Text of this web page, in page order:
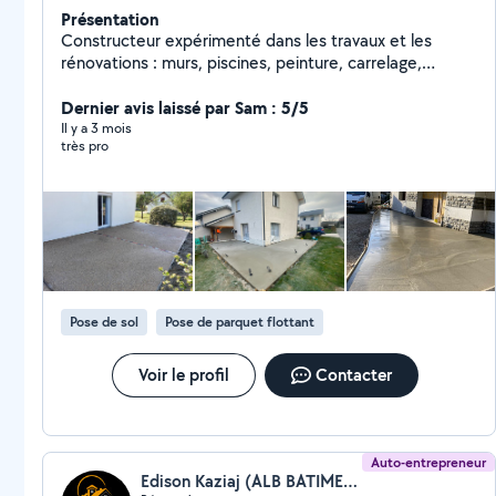
Présentation
Constructeur expérimenté dans les travaux et les
rénovations : murs, piscines, peinture, carrelage,
rapide, propre et de qualité. Devis gratuit et prix
abordables. »
Dernier avis laissé par Sam : 5/5
Il y a 3 mois
très pro
Pose de sol Pose de parquet flottant
Voir le profil Contacter
Auto-entrepreneur
Edison Kaziaj (ALB BATIMENT)